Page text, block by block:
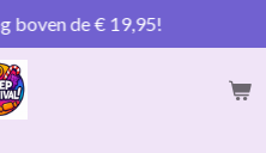
boven de € 19,95!